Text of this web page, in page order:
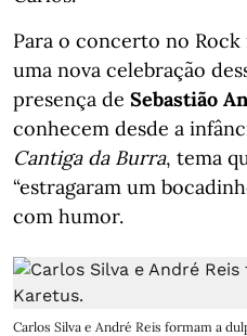
Para o concerto no
uma nova celebração
presença de Sebastião
conhecem desde a
Cantiga da Burra, tema
“estragaram um
com humor.
Carlos Silva e André Reis formam a